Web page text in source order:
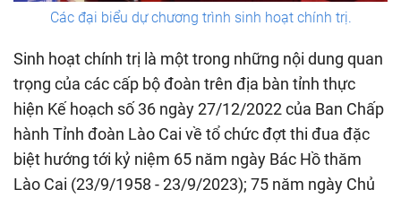
Các đại biểu dự chương trình sinh hoạt chính trị.
Sinh hoạt chính trị là một trong những nội dung quan
trọng của các cấp bộ đoàn trên địa bàn tỉnh thực
hiện Kế hoạch số 36 ngày 27/12/2022 của Ban Chấp
hành Tỉnh đoàn Lào Cai về tổ chức đợt thi đua đặc
biệt hướng tới kỷ niệm 65 năm ngày Bác Hồ thăm
Lào Cai (23/9/1958 - 23/9/2023); 75 năm ngày Chủ